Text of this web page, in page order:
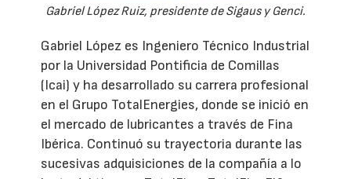
Gabriel López Ruiz, presidente de Sigaus y Genci.
Gabriel López es Ingeniero Técnico Industrial
por la Universidad Pontificia de Comillas
(Icai) y ha desarrollado su carrera profesional
en el Grupo TotalEnergies, donde se inició en
el mercado de lubricantes a través de Fina
Ibérica. Continuó su trayectoria durante las
sucesivas adquisiciones de la compañía a lo